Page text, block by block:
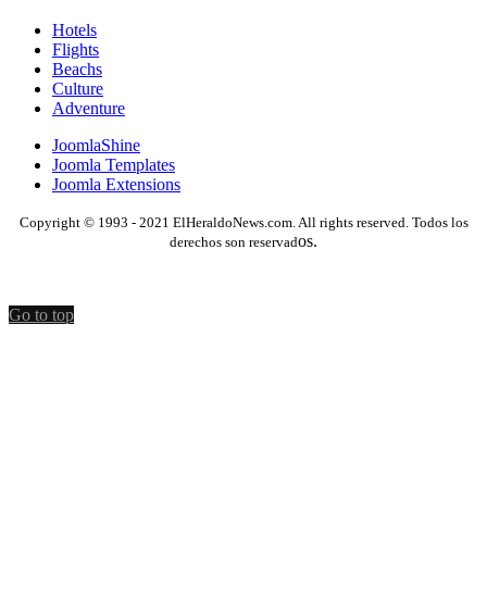
Hotels
Flights
Beachs
Culture
Adventure
JoomlaShine
Joomla Templates
Joomla Extensions
Copyright © 1993 - 2021 ElHeraldoNews.com. All rights reserved. Todos los
derechos son reservados.
Go to top